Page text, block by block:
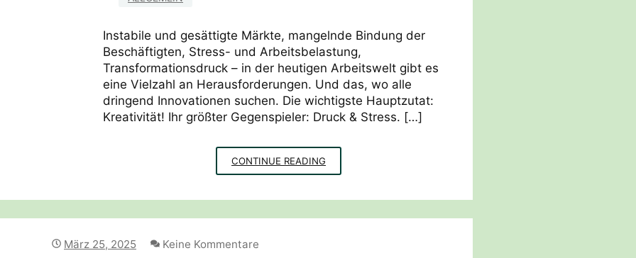
Instabile und gesättigte Märkte, mangelnde Bindung der
Beschäftigten, Stress- und Arbeitsbelastung,
Transformationsdruck – in der heutigen Arbeitswelt gibt es
eine Vielzahl an Herausforderungen. Und das, wo alle
dringend Innovationen suchen. Die wichtigste Hauptzutat:
Kreativität! Ihr größter Gegenspieler: Druck & Stress. […]
CONTINUE READING
SPIEL
März 25, 2025 Keine Kommentare